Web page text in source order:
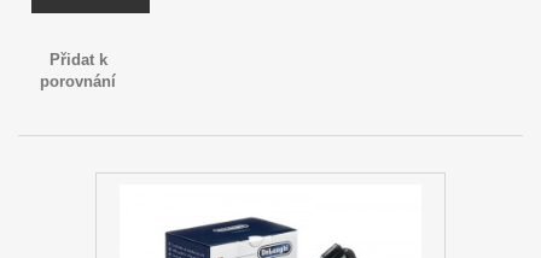
Přidat k
porovnání